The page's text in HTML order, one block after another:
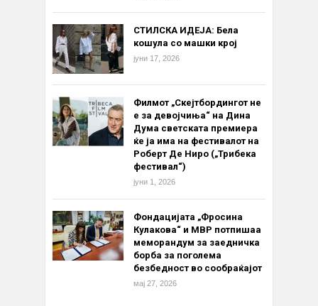
СТИЛСКА ИДЕЈА: Бела
кошула со машки крој
јуни 17, 2026
Филмот „Скејтбордингот не
е за девојчиња“ на Дина
Дума светската премиера
ќе ја има на фестивалот на
Роберт Де Ниро („Трибека
фестивал“)
јуни 1, 2026
Фондацијата „Фросина
Кулакова“ и МВР потпишаа
меморандум за заедничка
борба за поголема
безбедност во сообраќајот
мај 27, 2026